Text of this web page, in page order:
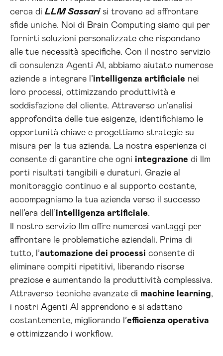
cerca di LLM Sassarisi trovano ad affrontare
sfide uniche. Noi di Brain Computing siamo qui per
fornirti soluzioni personalizzate che rispondano
alle tue necessità specifiche. Con il nostro servizio
di consulenza Agenti AI, abbiamo aiutato numerose
aziende a integrare l’intelligenza artificiale nei
loro processi, ottimizzando produttività e
soddisfazione del cliente. Attraverso un’analisi
approfondita delle tue esigenze, identifichiamo le
opportunità chiave e progettiamo strategie su
misura per la tua azienda. La nostra esperienza ci
consente di garantire che ogni integrazione di llm
porti risultati tangibili e duraturi. Grazie al
monitoraggio continuo e al supporto costante,
accompagniamo la tua azienda verso il successo
nell’era dell’intelligenza artificiale.
Il nostro servizio llm offre numerosi vantaggi per
affrontare le problematiche aziendali. Prima di
tutto, l’automazione dei processi consente di
eliminare compiti ripetitivi, liberando risorse
preziose e aumentando la produttività complessiva.
Attraverso tecniche avanzate di machine learning,
i nostri Agenti AI apprendono e si adattano
costantemente, migliorando l’efficienza operativa
e ottimizzando i workflow.